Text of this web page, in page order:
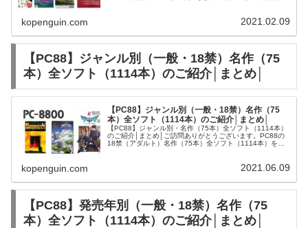
kopenguin.com 2021.02.09
【PC88】ジャンル別（一般・18禁）名作（75
本）全ソフト（1114本）のご紹介│まとめ│
【PC88】ジャンル別（一般・18禁）名作（75
本）全ソフト（1114本）のご紹介│まとめ│
【PC88】ジャンル別・名作（75本）全ソフト（1114本）
のご紹介│まとめ│ご訪問ありがとうございます。PC88の
18禁（アダルト）名作（75本）全ソフト（1114本）をジ
kopenguin.com 2021.06.09
【PC88】発売年別（一般・18禁）名作（75
本）全ソフト（1114本）のご紹介│まとめ│